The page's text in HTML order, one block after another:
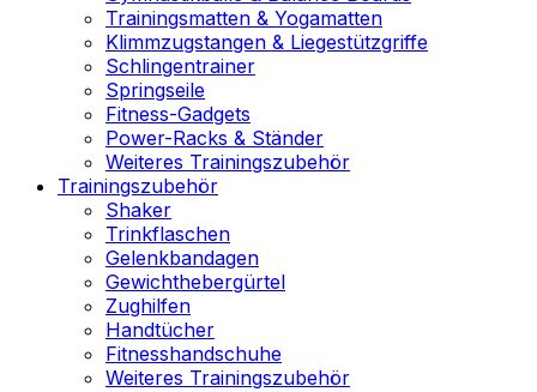
Trainingsmatten & Yogamatten
Klimmzugstangen & Liegestützgriffe
Schlingentrainer
Springseile
Fitness-Gadgets
Power-Racks & Ständer
Weiteres Trainingszubehör
Trainingszubehör
Shaker
Trinkflaschen
Gelenkbandagen
Gewichthebergürtel
Zughilfen
Handtücher
Fitnesshandschuhe
Weiteres Trainingszubehör